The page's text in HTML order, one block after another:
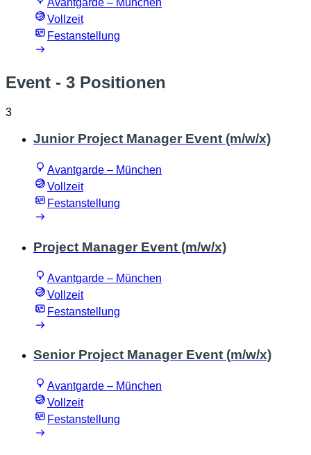
Vollzeit
Festanstellung
Event - 3 Positionen
3
Junior Project Manager Event (m/w/x)
Avantgarde – München
Vollzeit
Festanstellung
Project Manager Event (m/w/x)
Avantgarde – München
Vollzeit
Festanstellung
Senior Project Manager Event (m/w/x)
Avantgarde – München
Vollzeit
Festanstellung